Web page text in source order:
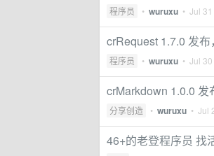
程序员 • wuruxu • Jul 31
crRequest 1.7.0 发
程序员 • wuruxu • Jul 30
crMarkdown 1.0.0
分享创造 • wuruxu • Jul
46+的老登程序员 找